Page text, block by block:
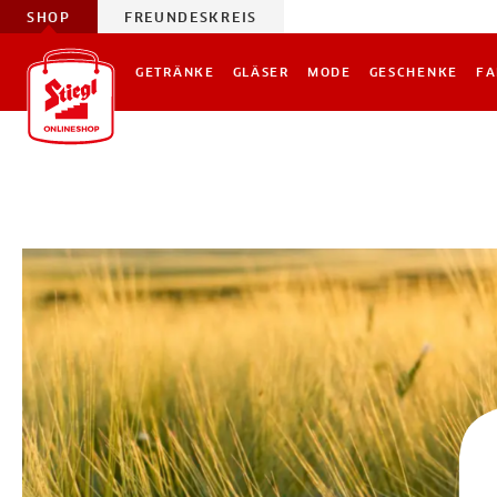
SHOP FREUNDESKREIS
GETRÄNKE GLÄSER MODE GESCHENKE